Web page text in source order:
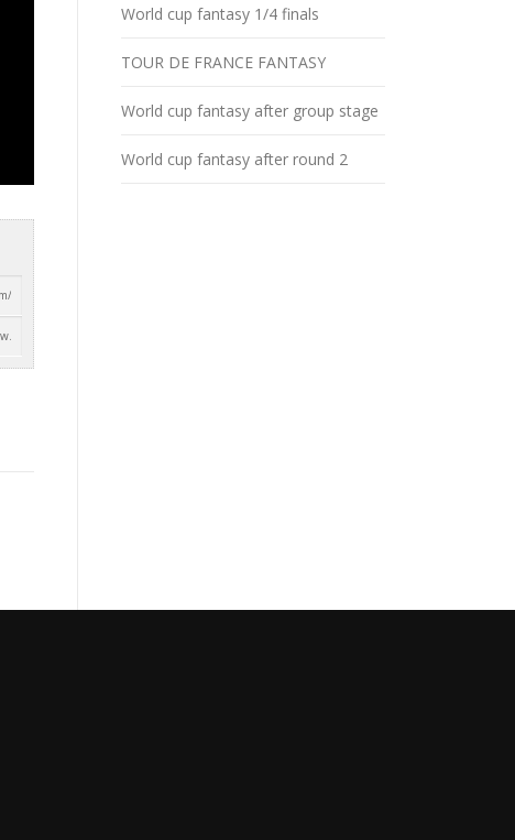
World cup fantasy 1/4 finals
TOUR DE FRANCE FANTASY
World cup fantasy after group stage
World cup fantasy after round 2